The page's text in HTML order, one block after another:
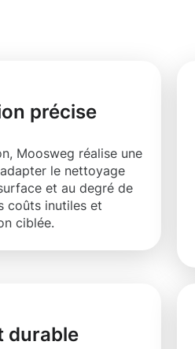
précise
Moosweg réalise une
le nettoyage
et au degré de
coûts inutiles et
ciblée.
durable